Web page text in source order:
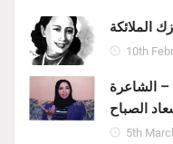
الملائكة
10th
الشاعرة
الصباح
5th